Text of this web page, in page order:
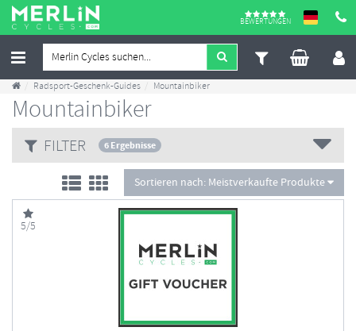
BEWERTUNGEN
Radsport-Geschenk-Guides Mountainbiker
Mountainbiker
FILTER 6 Ergebnisse
Sortieren nach: Meistverkaufte Produkte
5/5